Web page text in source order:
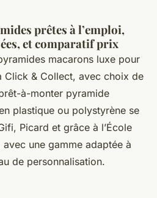
prêtes à l’emploi,
et comparatif prix
macarons luxe pour
Click & Collect, avec choix de
à-monter pyramide
plastique ou polystyrène se
Picard et grâce à l’École
une gamme adaptée à
de personnalisation.